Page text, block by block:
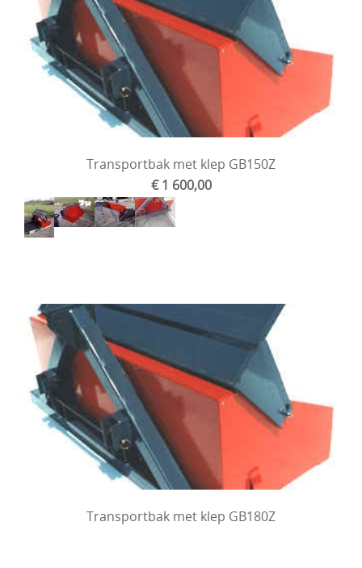
Transportbak met klep GB150Z
€ 1 600,00
Transportbak met klep GB180Z